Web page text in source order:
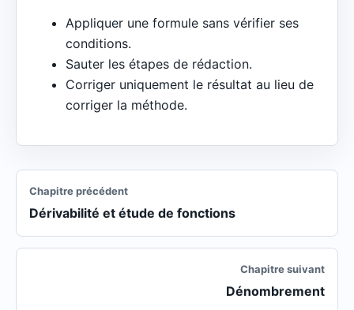
Appliquer une formule sans vérifier ses
conditions.
Sauter les étapes de rédaction.
Corriger uniquement le résultat au lieu de
corriger la méthode.
Chapitre précédent
Dérivabilité et étude de fonctions
Chapitre suivant
Dénombrement